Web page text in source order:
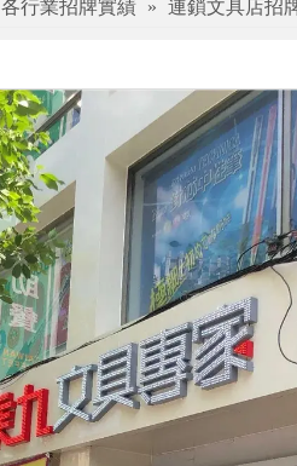
各行業招牌實績 » 連鎖文具店招